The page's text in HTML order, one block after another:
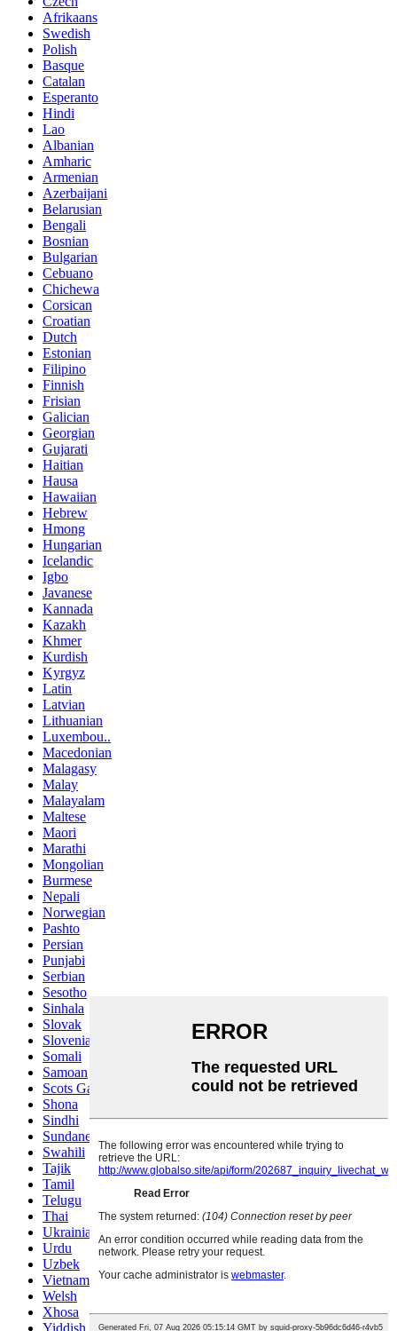
Afrikaans
Swedish
Polish
Basque
Catalan
Esperanto
Hindi
Lao
Albanian
Amharic
Armenian
Azerbaijani
Belarusian
Bengali
Bosnian
Bulgarian
Cebuano
Chichewa
Corsican
Croatian
Dutch
Estonian
Filipino
Finnish
Frisian
Galician
Georgian
Gujarati
Haitian
Hausa
Hawaiian
Hebrew
Hmong
Hungarian
Icelandic
Igbo
Javanese
Kannada
Kazakh
Khmer
Kurdish
Kyrgyz
Latin
Latvian
Lithuanian
Luxembou..
Macedonian
Malagasy
Malay
Malayalam
Maltese
Maori
Marathi
Mongolian
Burmese
Nepali
Norwegian
Pashto
Persian
Punjabi
Serbian
Sesotho
Sinhala
Slovak
Slovenian
Somali
Samoan
Scots Gaelic
Shona
Sindhi
Sundanese
Swahili
Tajik
Tamil
Telugu
Thai
Ukrainian
Urdu
Uzbek
Vietnamese
Welsh
Xhosa
Yiddish